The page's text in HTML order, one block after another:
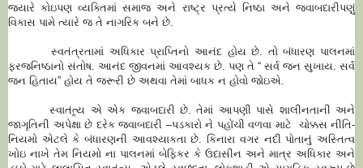
જ્યારે કોઇપણ વ્યક્તિમાં સમાજ અને રાષ્ટ્ર પ્રત્યે નિષ્ઠા અને જવાબદારીપણું
વિકાસ પામે ત્યારે જ તે નાગરિક બને છે.
સ્વતંત્રતામાં અધિકાર પ્રાપ્તિનો આનંદ હોય છે. તો બંધારણ પાલનમાં
ફરજનિષ્ઠાનો સંતોષ. આનંદ જીવનમાં આવશ્યક છે. પણ તે “ સર્વ જન સુખાય. સર્વ
જન હિતાય” હોય તે જરૂરી છે અથવા તેમાં બાધક ન હોવો જોઇએ.
સ્વાતંત્ર્ય એ એક જવાબદારી છે. તેમાં આપણી પાસે શાલીનતાની અને
જાગૃતિની અપેક્ષા છે દરેક જવાબદારી –પડકારો ને પહોંચી વળવા માટે ચોક્કસ નીતિ-
નિયમો એટલે કે બંધારણની આવશ્યાકતા છે. કિનારા વગર નદી પોતાનું અસ્તિત્વ
ખોઇ નાખે તેમ નિયમો ના પાલનમાં બેફિકર કે ઉદાસીન અને માત્ર અધિકાર અને